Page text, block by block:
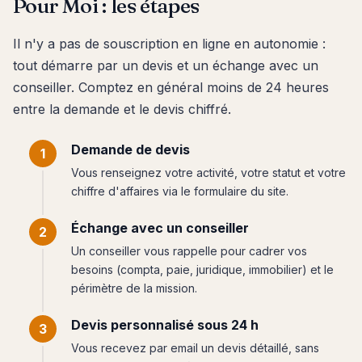
Pour Moi : les étapes
Il n'y a pas de souscription en ligne en autonomie :
tout démarre par un devis et un échange avec un
conseiller. Comptez en général moins de 24 heures
entre la demande et le devis chiffré.
Demande de devis
Vous renseignez votre activité, votre statut et votre
chiffre d'affaires via le formulaire du site.
Échange avec un conseiller
Un conseiller vous rappelle pour cadrer vos
besoins (compta, paie, juridique, immobilier) et le
périmètre de la mission.
Devis personnalisé sous 24 h
Vous recevez par email un devis détaillé, sans